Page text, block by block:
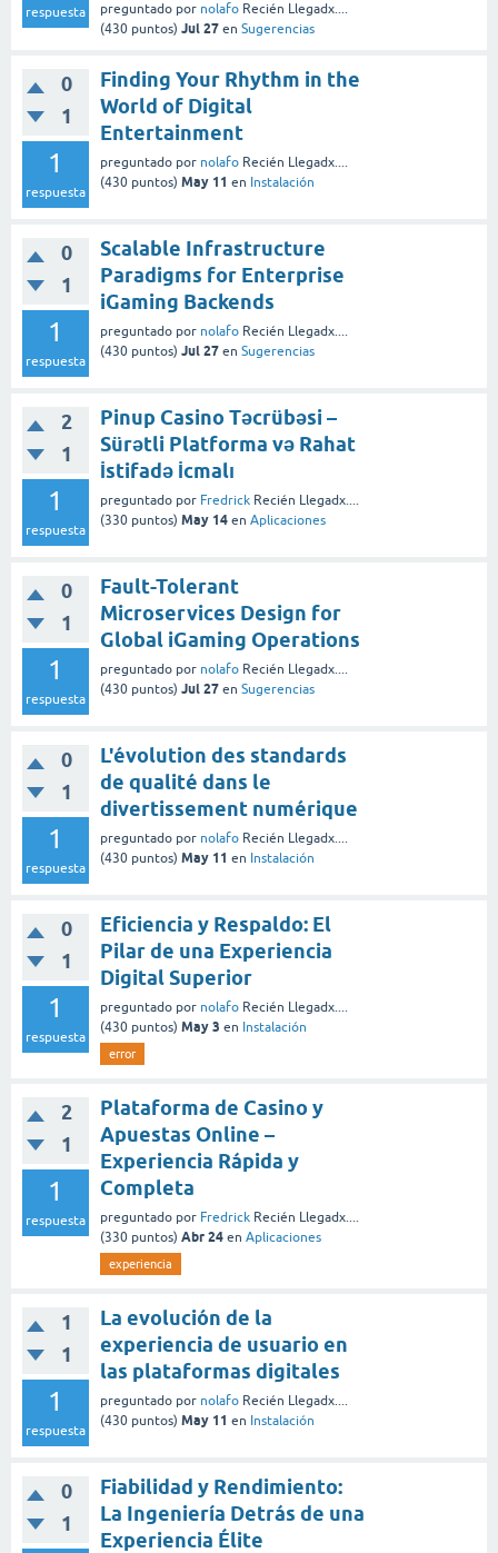
respuesta preguntado por nolafo Recién Llegadx....
(430 puntos) Jul 27 en Sugerencias
0
1
1
respuesta
Finding Your Rhythm in the
World of Digital
Entertainment
preguntado por nolafo Recién Llegadx....
(430 puntos) May 11 en Instalación
0
1
1
respuesta
Scalable Infrastructure
Paradigms for Enterprise
iGaming Backends
preguntado por nolafo Recién Llegadx....
(430 puntos) Jul 27 en Sugerencias
2
1
1
respuesta
Pinup Casino Təcrübəsi –
Sürətli Platforma və Rahat
İstifadə İcmalı
preguntado por Fredrick Recién Llegadx....
(330 puntos) May 14 en Aplicaciones
0
1
1
respuesta
Fault-Tolerant
Microservices Design for
Global iGaming Operations
preguntado por nolafo Recién Llegadx....
(430 puntos) Jul 27 en Sugerencias
0
1
1
respuesta
L'évolution des standards
de qualité dans le
divertissement numérique
preguntado por nolafo Recién Llegadx....
(430 puntos) May 11 en Instalación
0
1
1
respuesta
Eficiencia y Respaldo: El
Pilar de una Experiencia
Digital Superior
preguntado por nolafo Recién Llegadx....
(430 puntos) May 3 en Instalación
error
2
1
1
respuesta
Plataforma de Casino y
Apuestas Online –
Experiencia Rápida y
Completa
preguntado por Fredrick Recién Llegadx....
(330 puntos) Abr 24 en Aplicaciones
experiencia
1
1
1
respuesta
La evolución de la
experiencia de usuario en
las plataformas digitales
preguntado por nolafo Recién Llegadx....
(430 puntos) May 11 en Instalación
0
1
Fiabilidad y Rendimiento:
La Ingeniería Detrás de una
Experiencia Élite